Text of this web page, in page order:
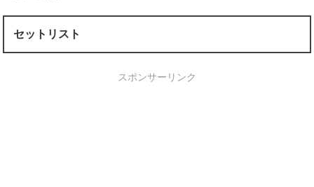
セットリスト
スポンサーリンク